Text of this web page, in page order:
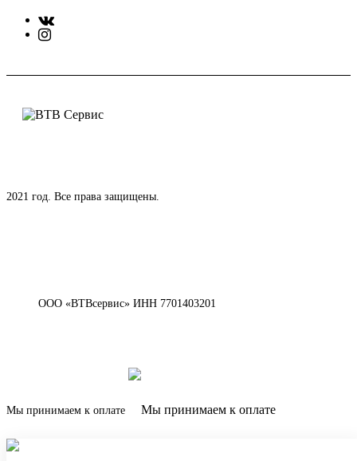
2021 год. Все права защищены.
ООО «ВТВсервис» ИНН 7701403201
Мы принимаем к оплате